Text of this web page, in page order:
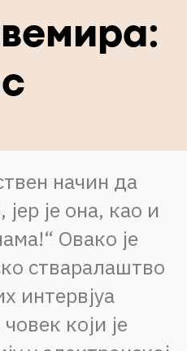
начин да
је она, као и
Овако је
стваралаштво
интервјуа
који је